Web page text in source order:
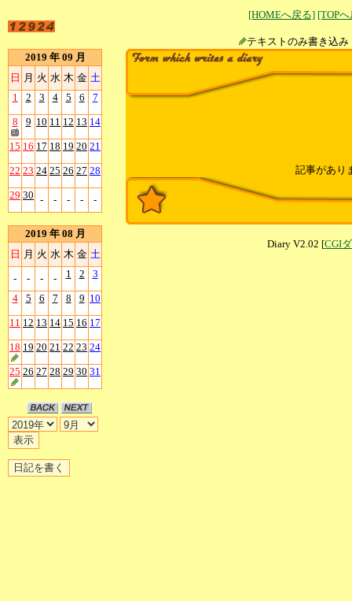
[HOMEへ戻る] [TOP
テキストのみ書
2019 年 09 月
日 月 火 水 木 金 土
1
2 3 4 5 6 7
8 9 10 11 12 13 14
15 16 17 18 19 20 21
22 23 24 25 26 27 28
29 30 - - - - -
2019 年 08 月
日 月 火 水 木 金 土
- - - - 1 2 3
4 5 6 7 8 9 10
11 12 13 14 15 16 17
18 19 20 21 22 23 24
25 26 27 28 29 30 31
記事があり
Diary V2.02 [CGI